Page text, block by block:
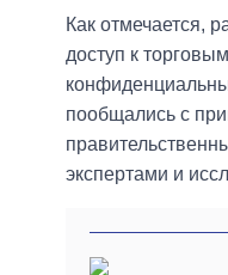
Как отмечается,
доступ к
пообщались с
экспертами и